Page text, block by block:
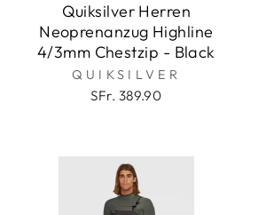
Quiksilver Herren
Neoprenanzug Highline
4/3mm Chestzip - Black
QUIKSILVER
SFr. 389.90